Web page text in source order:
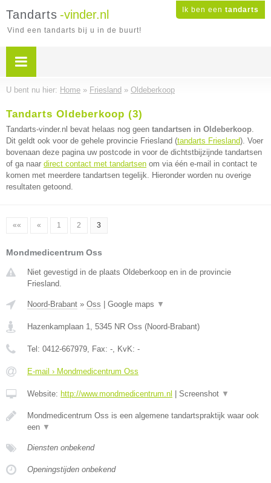
Ik ben een tandarts
Tandarts -vinder.nl
Vind een tandarts bij u in de buurt!
U bent nu hier: Home » Friesland » Oldeberkoop
Tandarts Oldeberkoop (3)
Tandarts-vinder.nl bevat helaas nog geen tandartsen in Oldeberkoop.
Dit geldt ook voor de gehele provincie Friesland (tandarts Friesland). Voer
bovenaan deze pagina uw postcode in voor de dichtstbijzijnde tandartsen
of ga naar direct contact met tandartsen om via één e-mail in contact te
komen met meerdere tandartsen tegelijk. Hieronder worden nu overige
resultaten getoond.
«« « 1 2 3
Mondmedicentrum Oss
Niet gevestigd in de plaats Oldeberkoop en in de provincie
Friesland.
Noord-Brabant » Oss Google maps ▼
Hazenkamplaan 1, 5345 NR Oss (Noord-Brabant)
Tel: 0412-667979, Fax: -, KvK: -
E-mail › Mondmedicentrum Oss
Website: http://www.mondmedicentrum.nl Screenshot ▼
Mondmedicentrum Oss is een algemene tandartspraktijk waar ook
een ▼
Diensten onbekend
Openingstijden onbekend